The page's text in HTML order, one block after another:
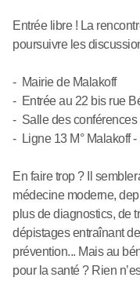
Entrée libre ! La
poursuivre les
- Mairie de Malakoff
- Entrée au 22 bis rue
- Salle des conférences
- Ligne 13 M° Malakoff
En faire trop ? Il
médecine moderne,
plus de diagnostics, de
dépistages entraînant
prévention... Mais au
pour la santé ? Rien